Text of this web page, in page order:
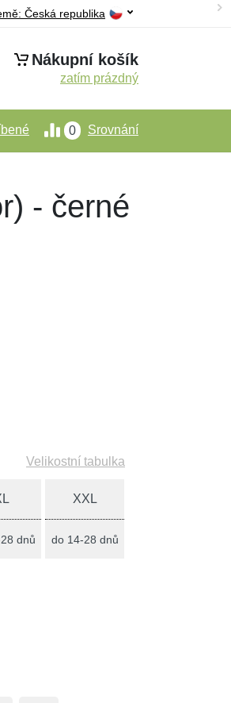
Česká republika
Nákupní košík
zatím prázdný
0 Srovnání
- černé
Velikostní tabulka
dnů
XXL
do 14-28 dnů